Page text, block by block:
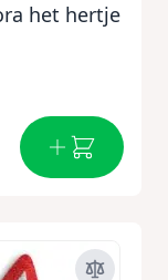
het hertje